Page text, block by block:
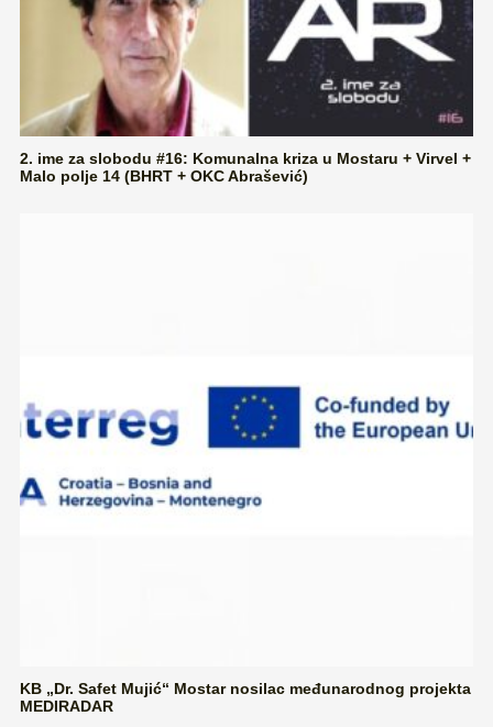
2. ime za slobodu #16: Komunalna kriza u Mostaru + Virvel +
Malo polje 14 (BHRT + OKC Abrašević)
KB „Dr. Safet Mujić“ Mostar nosilac međunarodnog projekta
MEDIRADAR